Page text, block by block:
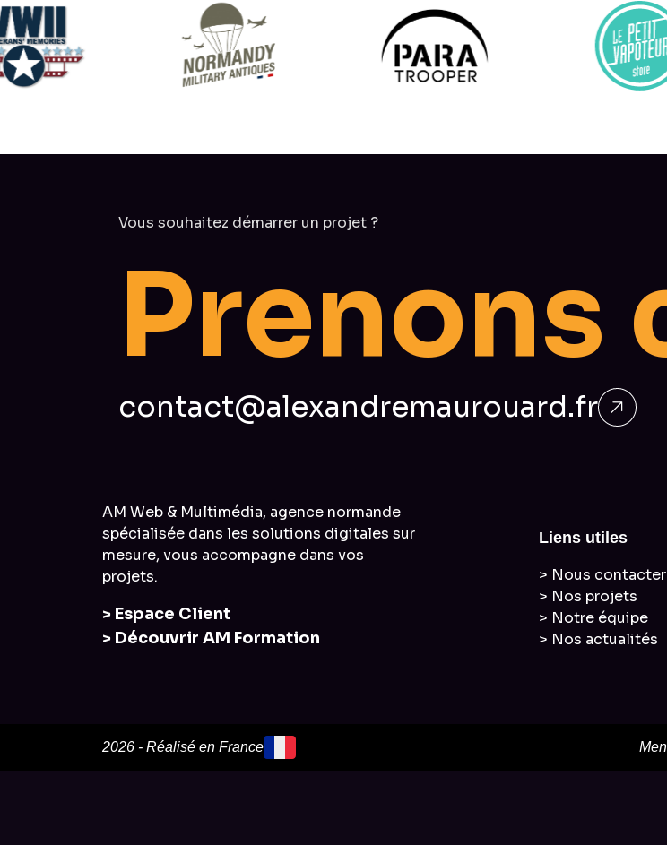
Vous souhaitez démarrer un projet ?
Prenons
contact@alexandremaurouard.fr
AM Web & Multimédia, agence normande
spécialisée dans les solutions digitales sur
mesure, vous accompagne dans vos
projets.
> Espace Client
> Découvrir AM Formation
Liens utiles
> Nous contacter
> Nos projets
> Notre équipe
> Nos actualités
2026 - Réalisé en France